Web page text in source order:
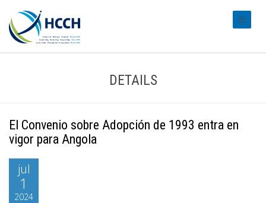
DETAILS
El Convenio sobre Adopción de 1993 entra en
vigor para Angola
jul
1
2024